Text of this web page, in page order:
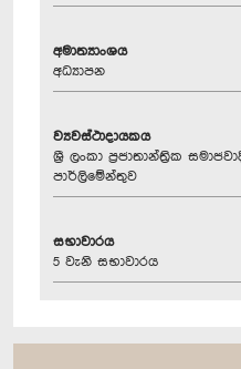
අමාත්‍යාංශය
අධ්‍යාපන
ව්‍යවස්ථාදායකය
ශ්‍රී ලංකා ප්‍රජාතාන්ත්‍රික
පාර්ලිමේන්තුව
සභාවාරය
5 වැනි සභාවාරය